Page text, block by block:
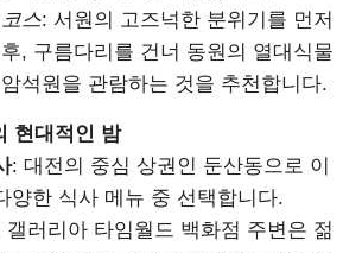
스: 서원의 고즈넉한 분위기를 먼저
, 구름다리를 건너 동원의 열대식물
석원을 관람하는 것을 추천합니다.
현대적인 밤
: 대전의 중심 상권인 둔산동으로 이
양한 식사 메뉴 중 선택합니다.
갤러리아 타임월드 백화점 주변은 젊